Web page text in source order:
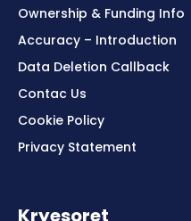
Ownership & Funding Info
Accuracy – Introduction
Data Deletion Callback
Contac Us
Cookie Policy
Privacy Statement
Kryesoret